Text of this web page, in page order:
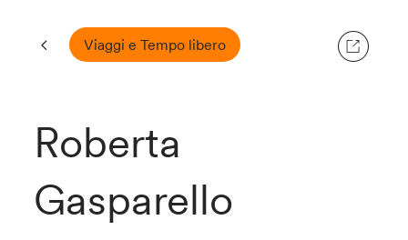
Viaggi e Tempo libero
Roberta
Gasparello